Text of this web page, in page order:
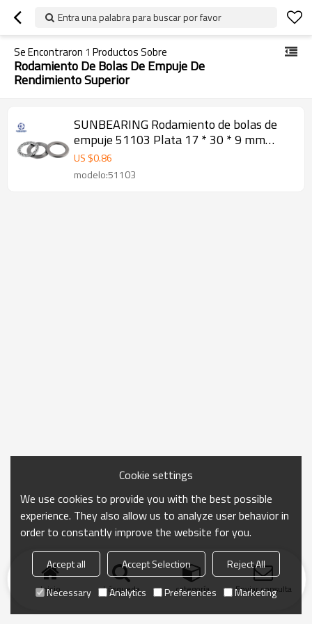
Entra una palabra para buscar por favor
Se Encontraron 1 Productos Sobre
Rodamiento De Bolas De Empuje De
Rendimiento Superior
SUNBEARING Rodamiento de bolas de
empuje 51103 Plata 17 * 30 * 9 mm
Acero al cromo GCR15
US $0.86
modelo:51103
Inicio búsqueda categoría Enviar consulta
Cookie settings
We use cookies to provide you with the best possible
experience. They also allow us to analyze user behavior in
order to constantly improve the website for you.
Accept all Accept Selection
Reject All
Necessary
Analytics Preferences Marketing